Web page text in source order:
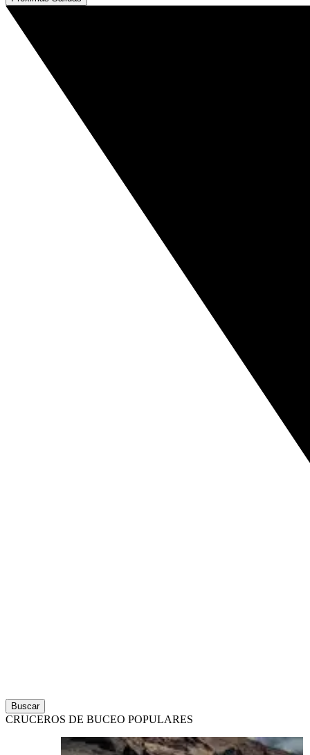
Buscar
CRUCEROS DE BUCEO POPULARES